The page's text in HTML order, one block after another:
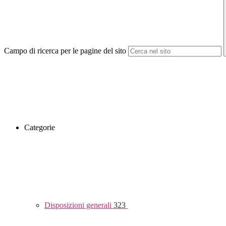
Campo di ricerca per le pagine del sito
Categorie
Disposizioni generali 323